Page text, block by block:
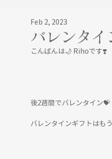
バレンタ
Feb 2, 2023
こんばんは🌙 Rihoです❣️
後2週間でバレンタイン💝
バレンタインギフトはも